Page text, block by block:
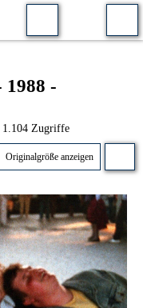
1988 -
1.104 Zugriffe
Originalgröße anzeigen